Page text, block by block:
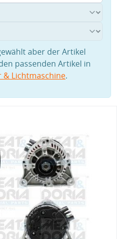
aber der Artikel
passenden Artikel in
& Lichtmaschine.